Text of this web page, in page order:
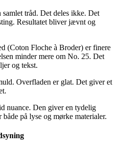
tråd. Det deles ikke. Det
Resultatet bliver jævnt og
(Coton Floche à Broder) er finere
minder mere om No. 25. Det
og tekst.
Overfladen er glat. Det giver et
nuance. Den giver en tydelig
på lyse og mørke materialer.